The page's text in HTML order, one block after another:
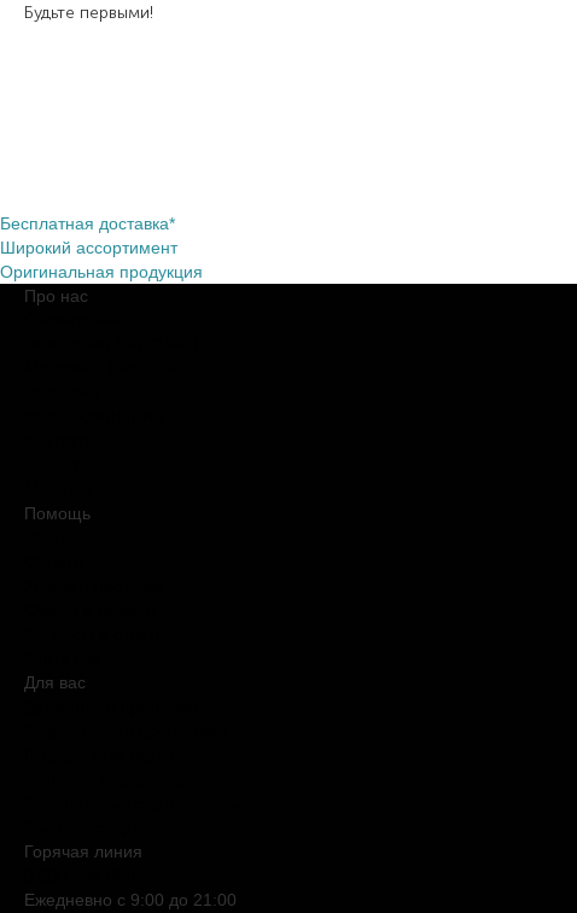
Будьте первыми!
Бесплатная доставка*
Широкий ассортимент
Оригинальная продукция
Про нас
Помощь
Для вас
Горячая линия
Ежедневно c 9:00 до 21:00